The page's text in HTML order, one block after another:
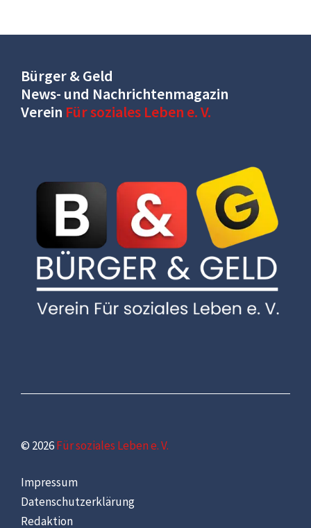
Bürger & Geld
News- und Nachrichtenmagazin
Verein Für soziales Leben e. V.
© 2026Für soziales Leben e. V.
Impressum
Datenschutzerklärung
Redaktion